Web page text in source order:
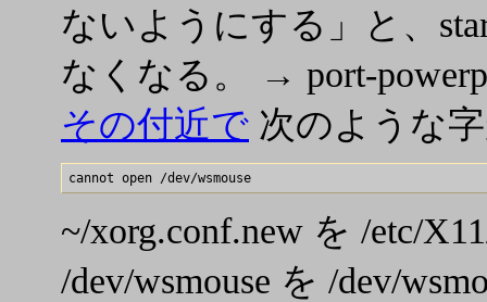
ないようにする」と、
なくなる。 → port-
その付近で 次のような
~/xorg.conf.new を /etc/
/dev/wsmouse を /dev/